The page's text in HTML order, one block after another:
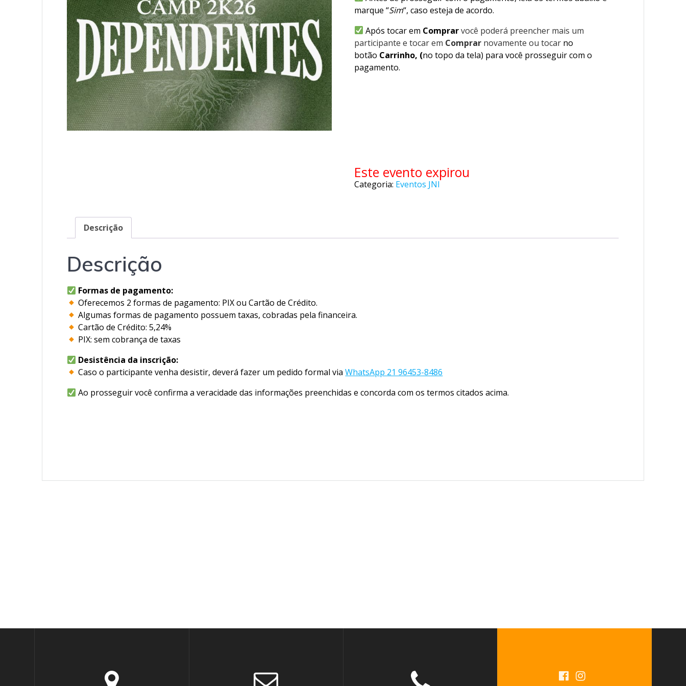
marque “Sim“, caso esteja de acordo.
Após tocar em Comprarvocê poderá preencher mais um
participante e tocar em Comprarnovamente ou tocarno
botão Carrinho, (no topo da tela) para você prosseguir com o
pagamento.
Este evento expirou
Categoria: Eventos JNI
Descrição
Descrição
Formas de pagamento:
Oferecemos 2 formas de pagamento: PIX ou Cartão de Crédito.
Algumas formas de pagamento possuem taxas, cobradas pela financeira.
Cartão de Crédito: 5,24%
PIX: sem cobrança de taxas
Desistência da inscrição:
Caso o participante venha desistir, deverá fazer um pedido formal viaWhatsApp 21 96453-8486
Ao prosseguir você confirma a veracidade das informações preenchidas e concorda com os termos citados acima.